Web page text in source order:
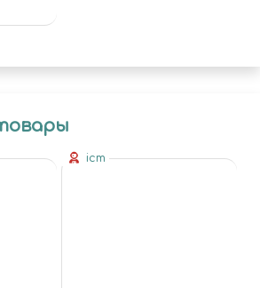
icm